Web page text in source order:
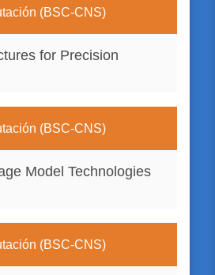
(BSC-CNS)
for Precision
(BSC-CNS)
Model Technologies
(BSC-CNS)